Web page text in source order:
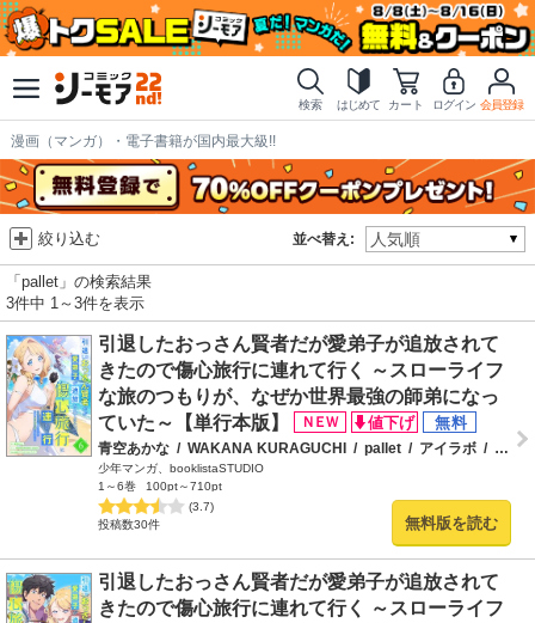
検索 はじめて カート ログイン 会員登録
漫画（マンガ）・電子書籍が国内最大級!!
並べ替え:
絞り込む
「pallet」の検索結果
3件中 1～3件を表示
引退したおっさん賢者だが愛弟子が追放されて
きたので傷心旅行に連れて行く ～スローライフ
な旅のつもりが、なぜか世界最強の師弟になっ
ていた～【単行本版】
青空あかな / WAKANA KURAGUCHI / pallet / アイラボ /
少年マンガ、booklistaSTUDIO
1～6巻
100pt～710pt
(3.7)
投稿数30件
無料版を読む
引退したおっさん賢者だが愛弟子が追放されて
きたので傷心旅行に連れて行く ～スローライフ